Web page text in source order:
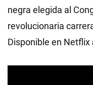
negra elegida al
revolucionaria
Disponible en Netflix